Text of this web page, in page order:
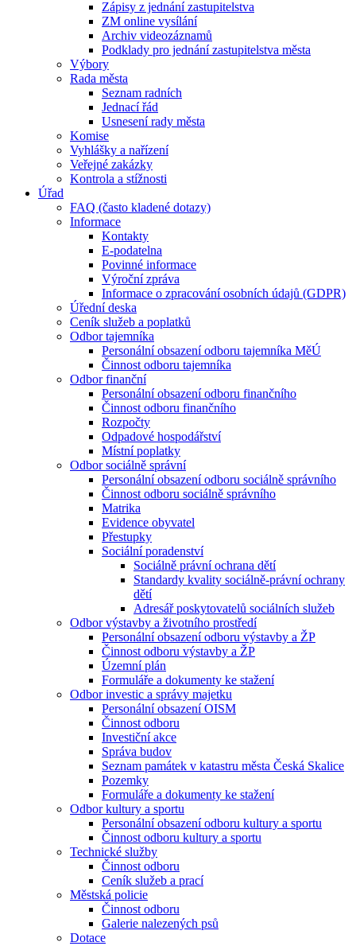
Zápisy z jednání zastupitelstva
ZM online vysílání
Archiv videozáznamů
Podklady pro jednání zastupitelstva města
Výbory
Rada města
Seznam radních
Jednací řád
Usnesení rady města
Komise
Vyhlášky a nařízení
Veřejné zakázky
Kontrola a stížnosti
Úřad
FAQ (často kladené dotazy)
Informace
Kontakty
E-podatelna
Povinné informace
Výroční zpráva
Informace o zpracování osobních údajů (GDPR)
Úřední deska
Ceník služeb a poplatků
Odbor tajemníka
Personální obsazení odboru tajemníka MěÚ
Činnost odboru tajemníka
Odbor finanční
Personální obsazení odboru finančního
Činnost odboru finančního
Rozpočty
Odpadové hospodářství
Místní poplatky
Odbor sociálně správní
Personální obsazení odboru sociálně správního
Činnost odboru sociálně správního
Matrika
Evidence obyvatel
Přestupky
Sociální poradenství
Sociálně právní ochrana dětí
Standardy kvality sociálně-právní ochrany
dětí
Adresář poskytovatelů sociálních služeb
Odbor výstavby a životního prostředí
Personální obsazení odboru výstavby a ŽP
Činnost odboru výstavby a ŽP
Územní plán
Formuláře a dokumenty ke stažení
Odbor investic a správy majetku
Personální obsazení OISM
Činnost odboru
Investiční akce
Správa budov
Seznam památek v katastru města Česká Skalice
Pozemky
Formuláře a dokumenty ke stažení
Odbor kultury a sportu
Personální obsazení odboru kultury a sportu
Činnost odboru kultury a sportu
Technické služby
Činnost odboru
Ceník služeb a prací
Městská policie
Činnost odboru
Galerie nalezených psů
Dotace